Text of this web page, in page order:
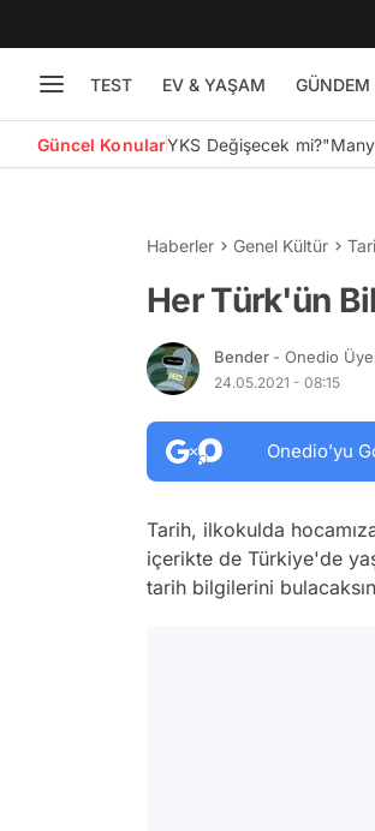
TEST EV & YAŞAM GÜNDEM
Güncel KonularYKS Değişecek mi?
Haberler Genel Kültür
Her Türk'ün
Bender - Onedio
24.05.2021 - 08:15
Onedio’yu
Tarih, ilkokulda
içerikte de Türkiye'de
tarih bilgilerini